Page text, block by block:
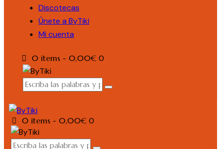
Discotecas
Únete a ByTiki
Mi cuenta
0 items - 0,00€ 0
0 items - 0,00€ 0